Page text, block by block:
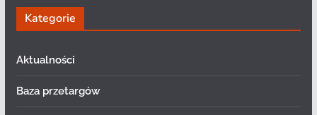
Kategorie
Aktualności
Baza przetargów